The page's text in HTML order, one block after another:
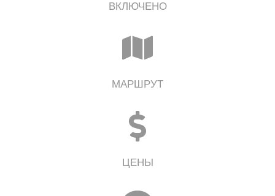
ВКЛЮЧЕНО
МАРШРУТ
ЦЕНЫ